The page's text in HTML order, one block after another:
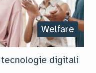
Welfare
digitali